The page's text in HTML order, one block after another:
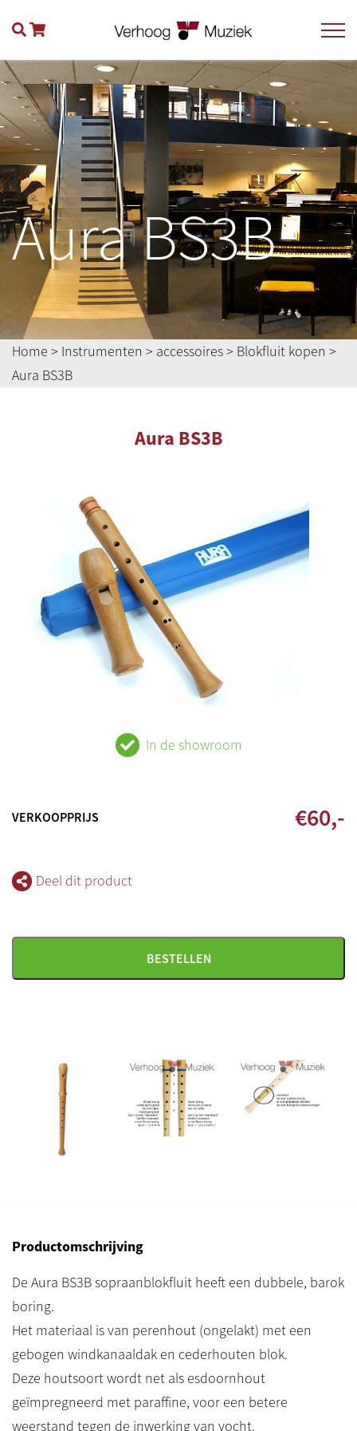
Aura BS3B
Home > Instrumenten > accessoires> Blokfluit kopen >
Aura BS3B
Aura BS3B
In de showroom
VERKOOPPRIJS €60,-
Deel dit product
BESTELLEN
Productomschrijving
De Aura BS3B sopraanblokfluit heeft een dubbele, barok
boring.
Het materiaal is van perenhout (ongelakt) met een
gebogen windkanaaldak en cederhouten blok.
Deze houtsoort wordt net als esdoornhout
geïmpregneerd met paraffine, voor een betere
weerstand tegen de inwerking van vocht.